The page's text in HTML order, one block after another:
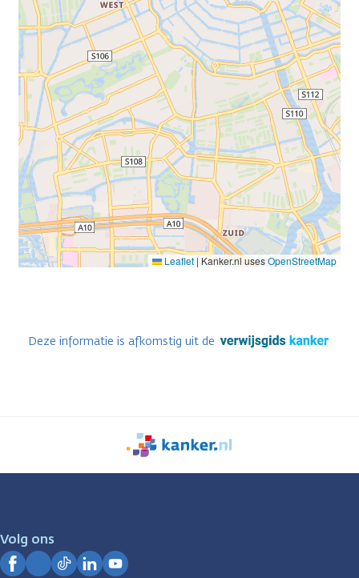
Leaflet | Kanker.nl usesOpenStreetMap
Deze informatie is afkomstig uit de
We
zijn
Volg ons